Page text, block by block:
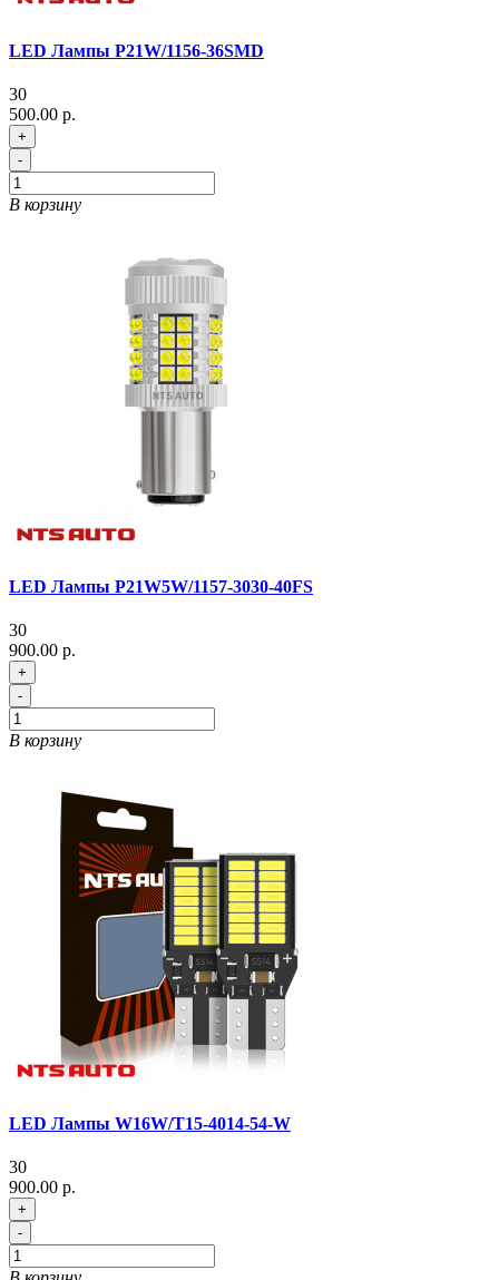
LED Лампы P21W/1156-36SMD
30
500.00 р.
+
-
В корзину
LED Лампы P21W5W/1157-3030-40FS
30
900.00 р.
+
-
В корзину
LED Лампы W16W/T15-4014-54-W
30
900.00 р.
+
-